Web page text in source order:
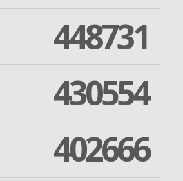
448731
430554
402666